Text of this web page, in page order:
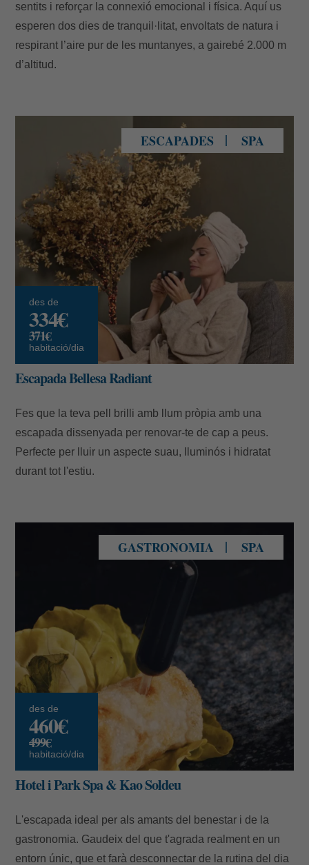
Les meves Reserves
Introdueix el número de localitzador i l'e-
mail per consultar la teva reserva i poder
cancel·lar-la o modificar-la.
E-mail
Accedir
sentits i reforçar la connexió emocional i física. Aquí us
esperen dos dies de tranquil·litat, envoltats de natura i
respirant l’aire pur de les muntanyes, a gairebé 2.000 m
d’altitud.
ESCAPADES SPA
des de
334€
371€
habitació/dia
Escapada Bellesa Radiant
Fes que la teva pell brilli amb llum pròpia amb una
escapada dissenyada per renovar-te de cap a peus.
Perfecte per lluir un aspecte suau, lluminós i hidratat
durant tot l'estiu.
GASTRONOMIA SPA
des de
460€
499€
habitació/dia
Hotel i Park Spa & Kao Soldeu
L'escapada ideal per als amants del benestar i de la
gastronomia. Gaudeix del que t'agrada realment en un
entorn únic, que et farà desconnectar de la rutina del dia